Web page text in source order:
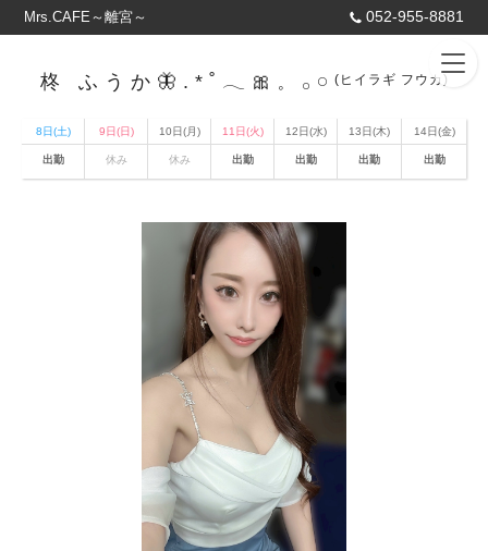
Mrs.CAFE～離宮～ 052-955-8881
‪柊 ふうか🦋.*˚𓂃🎀𓈒 𓂂𓏸 (ヒイラギ フウカ)
8日(土) 9日(日) 10日(月) 11日(火) 12日(水) 13日(木) 14日(金)
出勤 休み 休み 出勤 出勤 出勤 出勤